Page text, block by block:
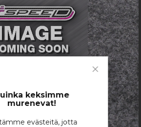
Close
Cookie
keksimme
murenevat!
evästeitä, jotta